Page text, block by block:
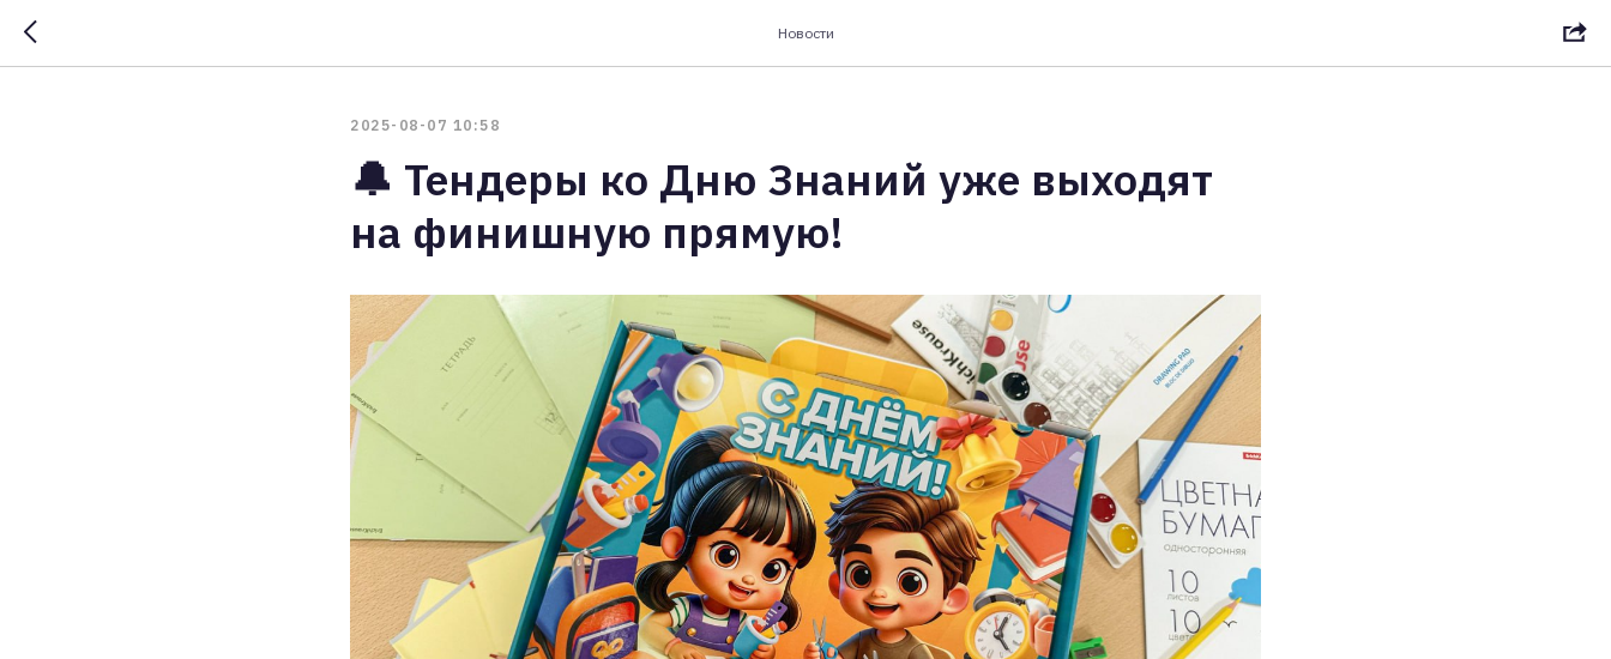
Новости
2025-08-07 10:58
🔔 Тендеры ко Дню Знаний уже выходят
на финишную прямую!